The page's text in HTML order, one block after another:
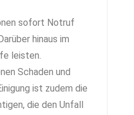
sofort Notruf
hinaus im
leisten.
Schaden und
ist zudem die
die den Unfall